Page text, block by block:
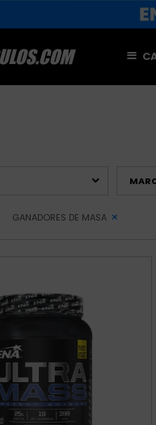
GANADORES DE MASA